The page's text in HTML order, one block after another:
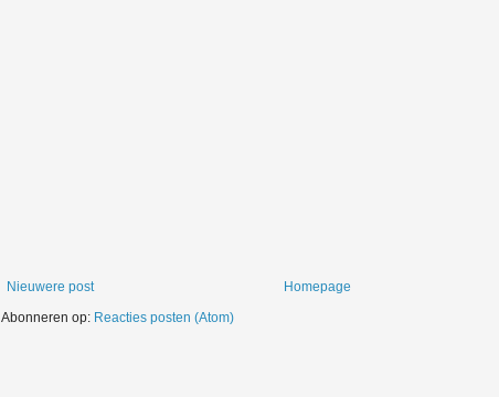
Nieuwere post
Homepage
Abonneren op: Reacties posten (Atom)